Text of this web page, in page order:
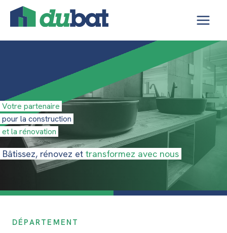
Panneau de gestion des cookies
contenu
Votre partenaire
pour la construction
et la rénovation
Bâtissez, rénovez et transformez avec nous
DÉPARTEMENT